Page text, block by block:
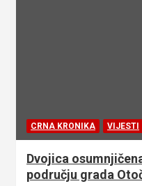
CRNA KRONIKA VIJESTI
Dvojica
području grada